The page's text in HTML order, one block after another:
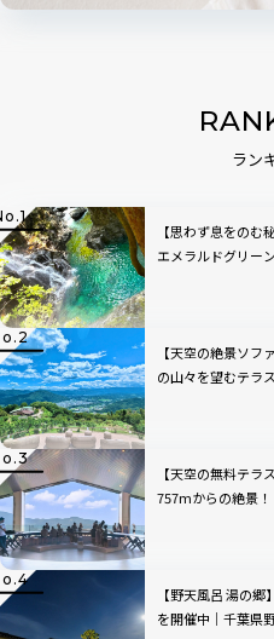
ラン
【思わず息をのむ
エメラルドグリー
【天空の絶景ソ
の山々を望むテラ
【天空の無料テ
757mからの絶景
【野天風呂 湯の
を開催中｜千葉県